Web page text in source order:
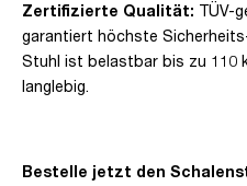
Zertifizierte Qualität: TÜV-
garantiert höchste
Stuhl ist belastbar bis zu 110
langlebig.
Bestelle jetzt den